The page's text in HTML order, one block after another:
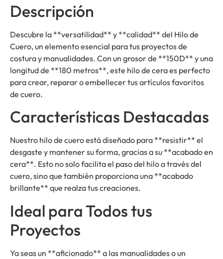
Descripción
Descubre la **versatilidad** y **calidad** del Hilo de
Cuero, un elemento esencial para tus proyectos de
costura y manualidades. Con un grosor de **150D** y una
longitud de **180 metros**, este hilo de cera es perfecto
para crear, reparar o embellecer tus artículos favoritos
de cuero.
Características Destacadas
Nuestro hilo de cuero está diseñado para **resistir** el
desgaste y mantener su forma, gracias a su **acabado en
cera**. Esto no solo facilita el paso del hilo a través del
cuero, sino que también proporciona una **acabado
brillante** que realza tus creaciones.
Ideal para Todos tus
Proyectos
Ya seas un **aficionado** a las manualidades o un